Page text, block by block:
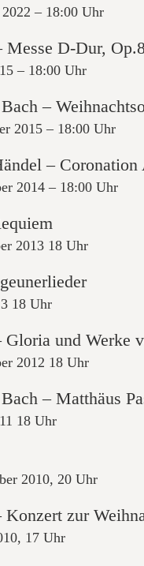
– 18:00 Uhr
D-Dur,
– 18:00 Uhr
–
2015 – 18:00 Uhr
–
2014 – 18:00 Uhr
2013 18 Uhr
18 Uhr
und Werke
2012 18 Uhr
– Matthäus
18 Uhr
2010, 20 Uhr
zur
17 Uhr